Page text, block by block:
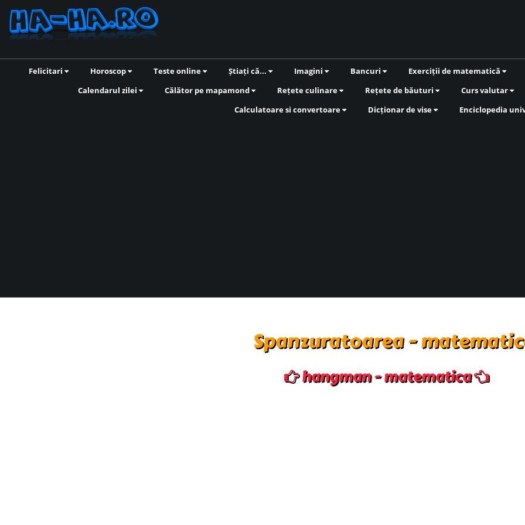
Felicitari Horoscop Teste online Știați că... Imagini Bancuri
Exerciții de matematică
Calendarul zilei
Călător pe mapamond Rețete culinare Rețete de băuturi
Curs valutar
Calculatoare si convertoare
Dicționar de vise Enciclopedia
Spanzuratoarea -
hangman - matematica